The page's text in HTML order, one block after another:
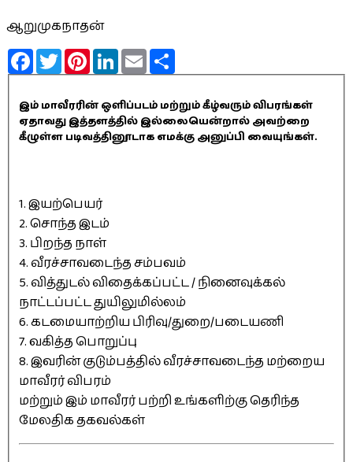
ஆறுமுகநாதன்
FacebookTwitterPinterestLinkedInEmail
இம் மாவீரரின் ஒளிப்படம் மற்றும் கீழ்வரும் விபரங்கள்
ஏதாவது இத்தளத்தில் இல்லையென்றால் அவற்றை
கீழுள்ள படிவத்தினூடாக எமக்கு அனுப்பி வையுங்கள்.
1. இயற்பெயர்
2. சொந்த இடம்
3. பிறந்த நாள்
4. வீரச்சாவடைந்த சம்பவம்
5. வித்துடல் விதைக்கப்பட்ட / நினைவுக்கல்
நாட்டப்பட்ட துயிலுமில்லம்
6. கடமையாற்றிய பிரிவு/துறை/படையணி
7. வகித்த பொறுப்பு
8. இவரின் குடும்பத்தில் வீரச்சாவடைந்த மற்றைய
மாவீரர் விபரம்
மற்றும் இம் மாவீரர் பற்றி உங்களிற்கு தெரிந்த
மேலதிக தகவல்கள்